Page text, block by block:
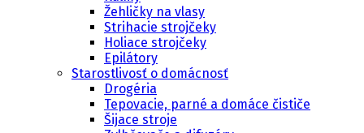
Žehličky na vlasy
Strihacie strojčeky
Holiace strojčeky
Epilátory
Starostlivosť o domácnosť
Drogéria
Tepovacie, parné a domáce čističe
Šijace stroje